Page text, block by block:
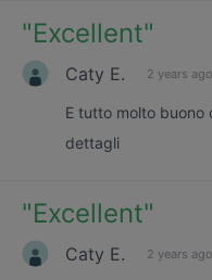
"Excellent"
Caty E. 2 years ago
E tutto molto buono
dettagli
"Excellent"
Caty E. 2 years ago